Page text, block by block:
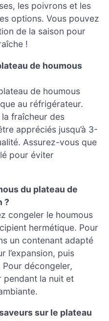
les poivrons et les
options. Vous pouvez
de la saison pour
!
de houmous
de houmous
au réfrigérateur.
fraîcheur des
appréciés jusqu’à 3-
Assurez-vous que
pour éviter
du plateau de
?
congeler le houmous
hermétique. Pour
un contenant adapté
l’expansion, puis
décongeler,
la nuit et
sur le plateau